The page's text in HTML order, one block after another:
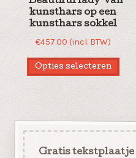
kunsthars op een
kunsthars sokkel
€457.00 (incl. BTW)
Opties selecteren
Gratis tekstplaatje